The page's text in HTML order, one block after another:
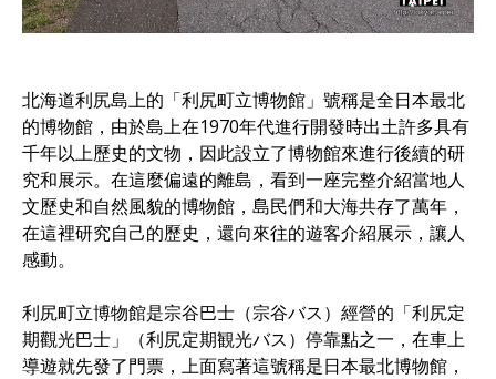
北海道利尻島上的「利尻町立博物館」號稱是全日本最北
的博物館，由於島上在1970年代進行開發時出土許多具有
千年以上歷史的文物，因此設立了博物館來進行後續的研
究和展示。在這麼偏遠的離島，看到一座完整介紹當地人
文歷史和自然風貌的博物館，島民們和大海共存了萬年，
在這裡研究自己的歷史，還向來往的遊客介紹展示，讓人
感動。
利尻町立博物館是宗谷巴士（宗谷バス）經營的「利尻定
期觀光巴士」（利尻定期観光バス）停靠點之一，在車上
導遊就先發了門票，上面寫著這號稱是日本最北博物館，